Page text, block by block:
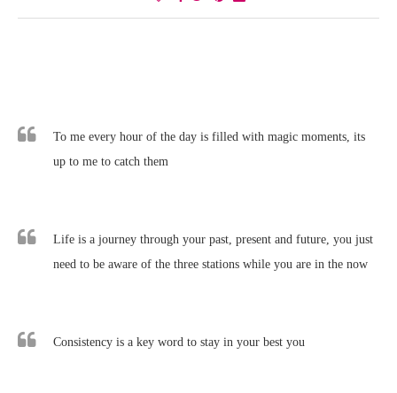
To me every hour of the day is filled with magic moments, its
up to me to catch them
Life is a journey through your past, present and future, you just
need to be aware of the three stations while you are in the now
Consistency is a key word to stay in your best you